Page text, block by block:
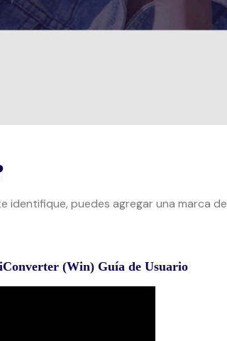
identifique, puedes agregar una marca de
(Win) Guía de Usuario